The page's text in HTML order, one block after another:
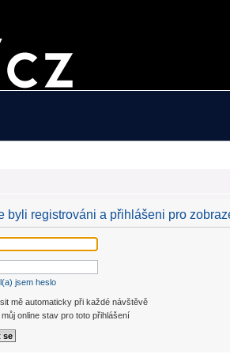
byli registrováni a přihlášeni pro
jsem heslo
mě automaticky při každé návštěvě
online stav pro toto přihlášení